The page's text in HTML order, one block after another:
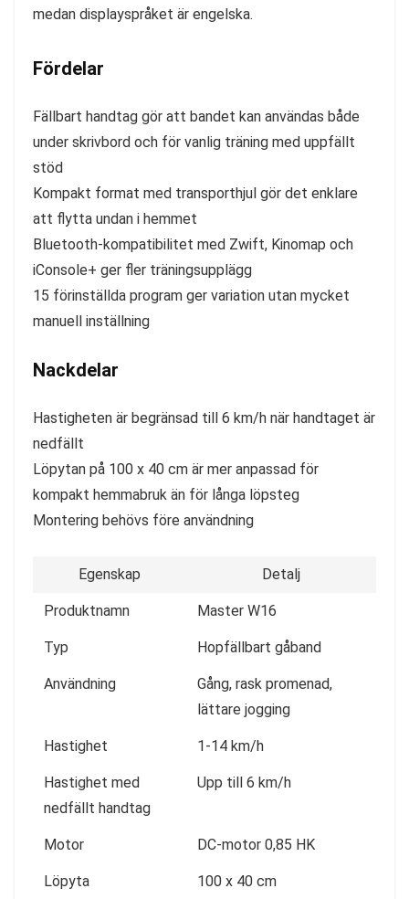
medan displayspråket är engelska.
Fördelar
Fällbart handtag gör att bandet kan användas både
under skrivbord och för vanlig träning med uppfällt
stöd
Kompakt format med transporthjul gör det enklare
att flytta undan i hemmet
Bluetooth-kompatibilitet med Zwift, Kinomap och
iConsole+ ger fler träningsupplägg
15 förinställda program ger variation utan mycket
manuell inställning
Nackdelar
Hastigheten är begränsad till 6 km/h när handtaget är
nedfällt
Löpytan på 100 x 40 cm är mer anpassad för
kompakt hemmabruk än för långa löpsteg
Montering behövs före användning
Egenskap Detalj
Produktnamn Master W16
Typ Hopfällbart gåband
Användning
Gång, rask promenad,
lättare jogging
Hastighet 1-14 km/h
Hastighet med
nedfällt handtag
Upp till 6 km/h
Motor DC-motor 0,85 HK
Löpyta 100 x 40 cm